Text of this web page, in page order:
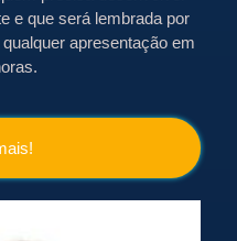
e que será lembrada por
apresentação em